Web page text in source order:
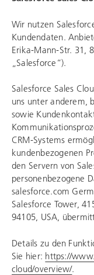
Wir nutzen
Kundendaten.
Erika-Mann-Str. 31,
„Salesforce“).
Salesforce Sales
uns unter anderem,
sowie
CRM-Systems
kundenbezogenen
den Servern von
personenbezogene
salesforce.com
Salesforce Tower,
94105, USA,
Details zu den
Sie hier: https://
cloud/overview/.